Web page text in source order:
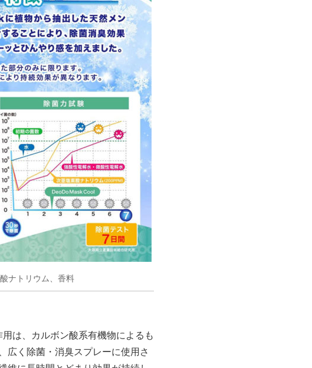
ナトリウム、香料
は、カルボン酸系有機物によるも
広く除菌・消臭スプレーに使用さ